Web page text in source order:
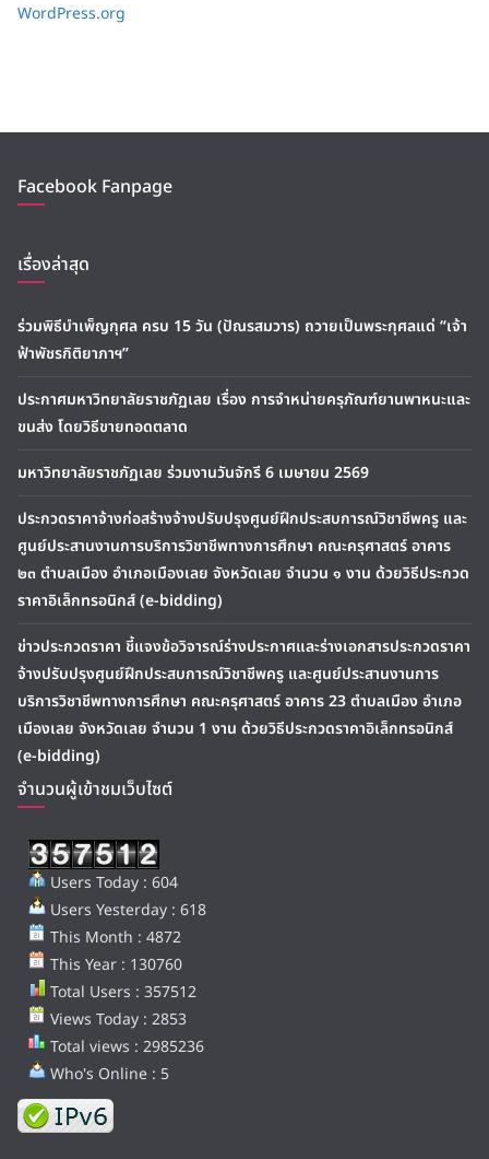
WordPress.org
Facebook Fanpage
เรื่องล่าสุด
ร่วมพิธีบำเพ็ญกุศล ครบ 15 วัน (ปัณรสมวาร) ถวายเป็นพระกุศลแด่ “เจ้า
ฟ้าพัชรกิติยาภาฯ”
ประกาศมหาวิทยาลัยราชภัฏเลย เรื่อง การจำหน่ายครุภัณฑ์ยานพาหนะและ
ขนส่ง โดยวิธีขายทอดตลาด
มหาวิทยาลัยราชภัฏเลย ร่วมงานวันจักรี 6 เมษายน 2569
ประกวดราคาจ้างก่อสร้างจ้างปรับปรุงศูนย์ฝึกประสบการณ์วิชาชีพครู และ
ศูนย์ประสานงานการบริการวิชาชีพทางการศึกษา คณะครุศาสตร์ อาคาร
๒๓ ตำบลเมือง อำเภอเมืองเลย จังหวัดเลย จำนวน ๑ งาน ด้วยวิธีประกวด
ราคาอิเล็กทรอนิกส์ (e-bidding)
ข่าวประกวดราคา ชี้แจงข้อวิจารณ์ร่างประกาศและร่างเอกสารประกวดราคา
จ้างปรับปรุงศูนย์ฝึกประสบการณ์วิชาชีพครู และศูนย์ประสานงานการ
บริการวิชาชีพทางการศึกษา คณะครุศาสตร์ อาคาร 23 ตำบลเมือง อำเภอ
เมืองเลย จังหวัดเลย จำนวน 1 งาน ด้วยวิธีประกวดราคาอิเล็กทรอนิกส์
(e-bidding)
จำนวนผู้เข้าชมเว็บไซต์
Users Today : 604
Users Yesterday : 618
This Month : 4872
This Year : 130760
Total Users : 357512
Views Today : 2853
Total views : 2985236
Who's Online : 5